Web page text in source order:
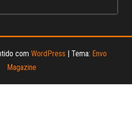
com WordPress Tema: Envo
Magazine